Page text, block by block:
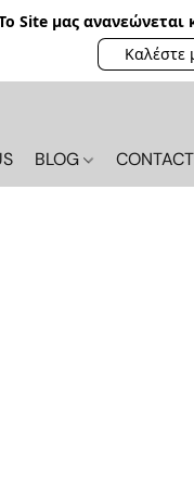
Site μας ανανεώνεται
Καλέστε
BLOG CONTACT